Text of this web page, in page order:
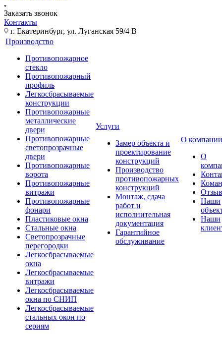
Заказать звонок
Контакты
г. Екатеринбург, ул. Луганская 59/4 В
Производство
Противопожарное
стекло
Противопожарный
профиль
Легкосбрасываемые
конструкции
Противопожарные
металлические
двери
Противопожарные
светопрозрачные
двери
Противопожарные
ворота
Противопожарные
витражи
Противопожарные
фонари
Пластиковые окна
Стальные окна
Светопрозрачные
перегородки
Легкосбрасываемые
окна
Легкосбрасываемые
витражи
Легкосбрасываемые
окна по СНИП
Легкосбрасываемые
стальных окон по
сериям
Услуги
Замер объекта и
проектирование
конструкций
Производство
противопожарных
конструкций
Монтаж, сдача
работ и
исполнительная
документация
Гарантийное
обслуживание
О компании
О
Наши
Наши